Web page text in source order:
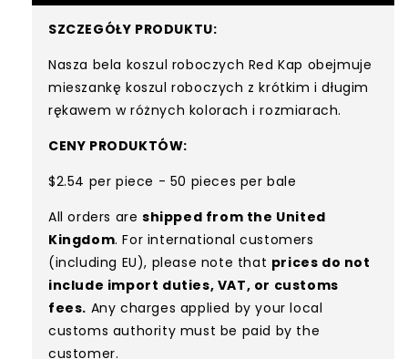
SZCZEGÓŁY PRODUKTU:
Nasza bela koszul roboczych Red Kap obejmuje
mieszankę koszul roboczych z krótkim i długim
rękawem w różnych kolorach i rozmiarach.
CENY PRODUKTÓW:
$2.54 per piece - 50 pieces per bale
All orders are shipped from the United
Kingdom. For international customers
(including EU), please note that prices do not
include import duties, VAT, or customs
fees. Any charges applied by your local
customs authority must be paid by the
customer.